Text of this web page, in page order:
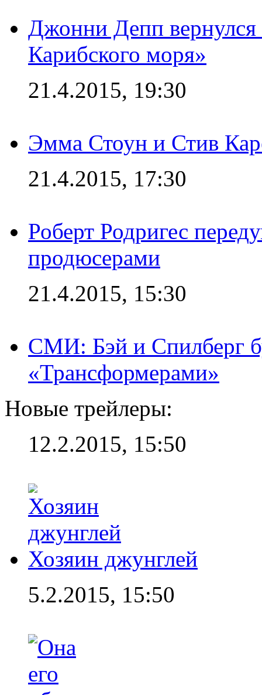
Джонни Депп
Карибского моря»
21.4.2015, 19:30
Эмма Стоун и Стив
21.4.2015, 17:30
Роберт Родригес
продюсерами
21.4.2015, 15:30
СМИ: Бэй и Спилберг
«Трансформерами»
Новые трейлеры:
12.2.2015, 15:50
Хозяин джунглей
5.2.2015, 15:50